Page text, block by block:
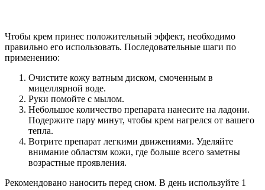
Чтобы крем принес положительный эффект, необходимо
правильно его использовать. Последовательные шаги по
применению:
Очистите кожу ватным диском, смоченным в
мицеллярной воде.
Руки помойте с мылом.
Небольшое количество препарата нанесите на ладони.
Подержите пару минут, чтобы крем нагрелся от вашего
тепла.
Вотрите препарат легкими движениями. Уделяйте
внимание областям кожи, где больше всего заметны
возрастные проявления.
Рекомендовано наносить перед сном. В день используйте 1